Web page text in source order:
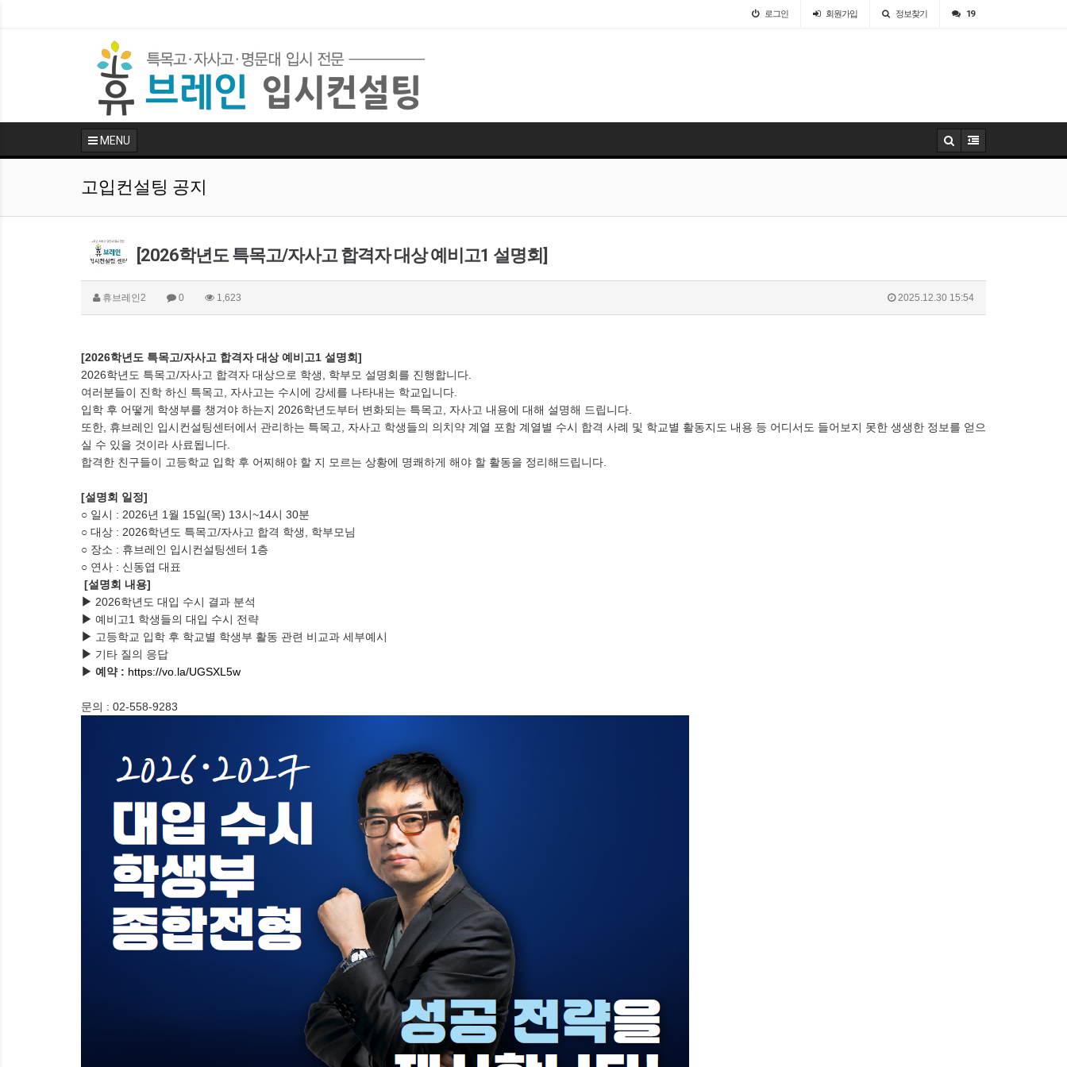
로그인 회원가입 정보찾기 19
MENU
고입컨설팅 공지
[2026학년도 특목고/자사고 합격자 대상 예비고1 설명회]
휴브레인2 0 1,623 2025.12.30 15:54
[2026학년도 특목고/자사고 합격자 대상 예비고1 설명회]
2026학년도 특목고/자사고 합격자 대상으로 학생 학부모 설명회를 진행합니다
여러분들이 진학 하신 특목고
자사고는 수시에 강세를 나타내는 학교입니다
입학 후 어떻게 학생부를 챙겨야 하는지 2026학년도부터 변화되는 특목고 자사고 내용에 대해 설명해 드립니다
또한 휴브레인 입시컨설팅센터에서 관리하는 특목고 자사고 학생들의 의치약 계열 포함 계열별 수시 합격 사례 및 학교별 활동지도 내용 등 어디서도 들어보지 못한 생생한 정보를 얻으
실 수 있을 것이라 사료됩니다
합격한 친구들이 고등학교 입학 후 어찌해야 할 지 모르는 상황에 명쾌하게 해야 할 활동을 정리해드립니다
[설명회 일정]
○ 일시 : 2026년 1 월 15일(목) 13시~14시 30분
○ 대상 : 2026학년도 특목고/자사고 합격 학생
학부모님
○ 장소 : 휴브레인 입시컨설팅센터 1 층
○ 연사 : 신동엽 대표
[설명회 내용]
▶ 2026학년도 대입 수시 결과 분석
▶ 예비고1 학생들의 대입 수시 전략
▶ 고등학교 입학 후 학교별 학생부 활동 관련 비교과 세부예시
▶ 기타 질의 응답
▶ 예약: https://vo.la/UGSXL5w
문의 : 02-558-9283